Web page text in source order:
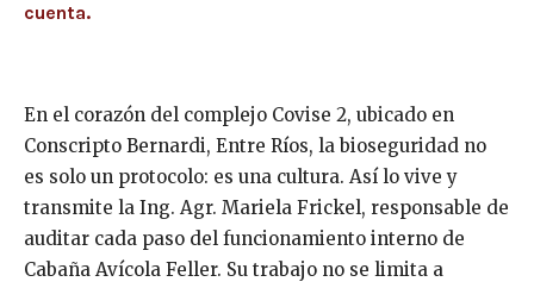
cuenta.
En el corazón del complejo Covise 2, ubicado en
Conscripto Bernardi, Entre Ríos, la bioseguridad no
es solo un protocolo: es una cultura. Así lo vive y
transmite la Ing. Agr. Mariela Frickel, responsable de
auditar cada paso del funcionamiento interno de
Cabaña Avícola Feller. Su trabajo no se limita a